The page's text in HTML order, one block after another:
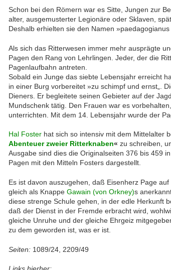
Schon bei den Römern war es Sitte, Jungen zur
alter, ausgemusterter Legionäre oder Sklaven,
Deshalb erhielten sie den Namen
Als sich das Ritterwesen immer mehr ausprägte
Pagen den Rang von Lehrlingen. Jeder, der die
Pagenlaufbahn antreten.
Sobald ein Junge das siebte Lebensjahr erreicht
in einer Burg vorbereitet »zu schimpf und ernst„.
Dieners. Er begleitete seinen Gebieter auf der
Mundschenk tätig. Den Frauen war es
unterrichten. Mit dem 14. Lebensjahr wurde der
Hal Foster hat sich so intensiv mit dem Mittelalter
Abenteuer zweier Ritterknaben« zu schreiben,
Ausgabe sind dies die Originalseiten 376 bis 459
Pagen mit den Mitteln Fosters dargestellt.
Es ist davon auszugehen, daß Eisenherz Page
gleich als Knappe Gawain (von Orkney)s
diese strenge Schule gehen, in der edle Herkunft
daß der Dienst in der Fremde erbracht wird,
gleiche Unruhe und der gleiche Ehrgeiz
zu dem geworden ist, was er ist.
Seiten: 1089/24, 2209/49